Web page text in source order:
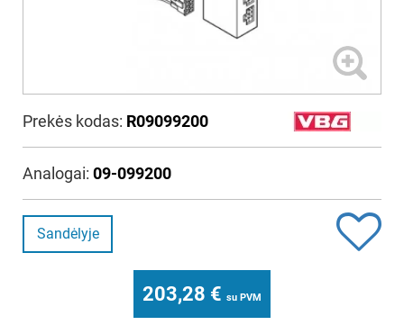
Prekės kodas: R09099200
Analogai: 09-099200
Sandėlyje
203,28 € su PVM